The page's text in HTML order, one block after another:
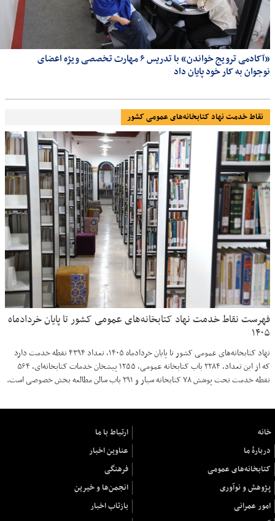
«آکادمی ترویج خواندن» با تدریس ۶ مهارت تخصصی ویژه اعضای
نوجوان به کار خود پایان داد
نقاط خدمت نهاد کتابخانه‌های عمومی کشور
فهرست نقاط خدمت نهاد کتابخانه‌های عمومی کشور تا پایان خردادماه
۱۴۰۵
نهاد کتابخانه‌های عمومی کشور تا پایان خردادماه ۱۴۰۵، تعداد ۴۳۹۴ نقطه خدمت دارد
که از این تعداد، ۲۲۸۴ باب کتابخانه عمومی، ۱۲۵۵ پیشخان خدمات کتابخانه‌ای، ۵۶۴
نقطه خدمت تحت پوشش ۷۸ کتابخانه سیار و ۲۹۱ باب سالن مطالعه بخش خصوصی است.
خانه
ارتباط با ما
دربارهٔ ما
عناوین اخبار
کتابخانه‌های عمومی
فرهنگی
پژوهش و نوآوری
انجمن‌ها و خیرین
امور عمرانی
بازتاب اخبار